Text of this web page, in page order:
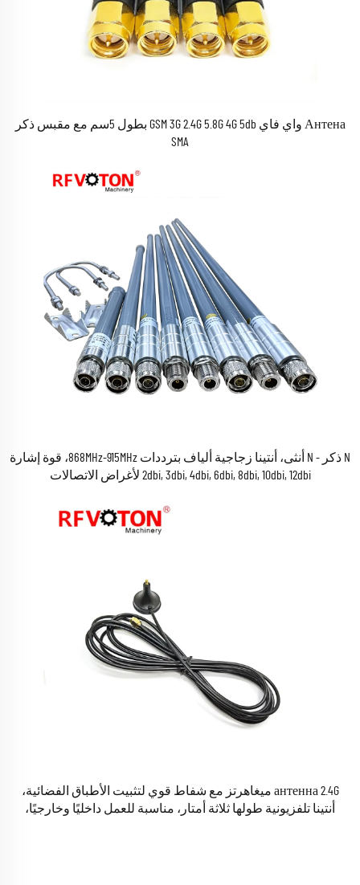
Антена واي فاي GSM 3G 2.4G 5.8G 4G 5db بطول 5سم مع مقبس ذكر
SMA
N ذكر - N أنثى، أنتينا زجاجية ألياف بترددات 868MHz-915MHz، قوة إشارة
2dbi, 3dbi, 4dbi, 6dbi, 8dbi, 10dbi, 12dbi لأغراض الاتصالات
антенна 2.4G ميغاهرتز مع شفاط قوي لتثبيت الأطباق الفضائية،
أنتينا تلفزيونية طولها ثلاثة أمتار، مناسبة للعمل داخليًا وخارجيًا،